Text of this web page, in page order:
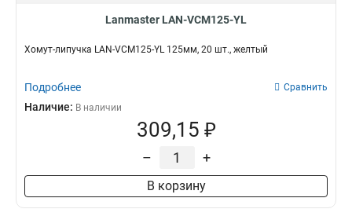
Lanmaster LAN-VCM125-YL
Хомут-липучка LAN-VCM125-YL 125мм, 20 шт., желтый
Подробнее Сравнить
Наличие: В наличии
309,15 ₽
– +
В корзину